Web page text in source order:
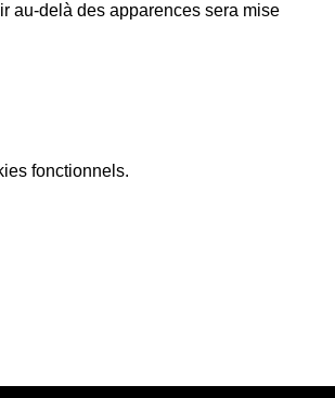
au-delà des apparences sera mise
fonctionnels.